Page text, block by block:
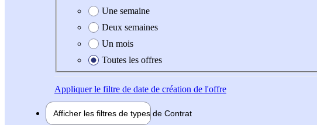
Une semaine
Deux semaines
Un mois
Toutes les offres
Appliquerle filtre de date de création de l'offre
Afficher les filtres de types de Contrat